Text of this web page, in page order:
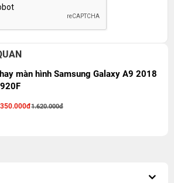
màn hình Samsung Galaxy A9 2018
1.620.000đ